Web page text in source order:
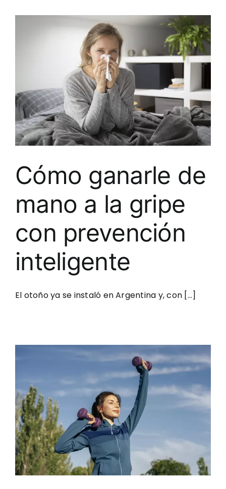
Cómo ganarle de
mano a la gripe
con prevención
inteligente
El otoño ya se instaló en Argentina y, con [...]